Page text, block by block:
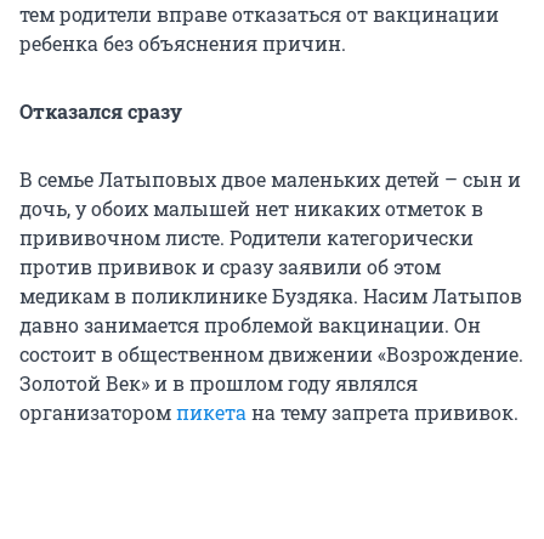
тем родители вправе отказаться от вакцинации
ребенка без объяснения причин.
Отказался сразу
В семье Латыповых двое маленьких детей – сын и
дочь, у обоих малышей нет никаких отметок в
прививочном листе. Родители категорически
против прививок и сразу заявили об этом
медикам в поликлинике Буздяка. Насим Латыпов
давно занимается проблемой вакцинации. Он
состоит в общественном движении «Возрождение.
Золотой Век» и в прошлом году являлся
организаторомпикета на тему запрета прививок.